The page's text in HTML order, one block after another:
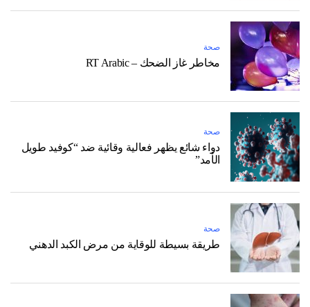
صحة
مخاطر غاز الضحك – RT Arabic
صحة
دواء شائع يظهر فعالية وقائية ضد “كوفيد طويل
الأمد”
صحة
طريقة بسيطة للوقاية من مرض الكبد الدهني